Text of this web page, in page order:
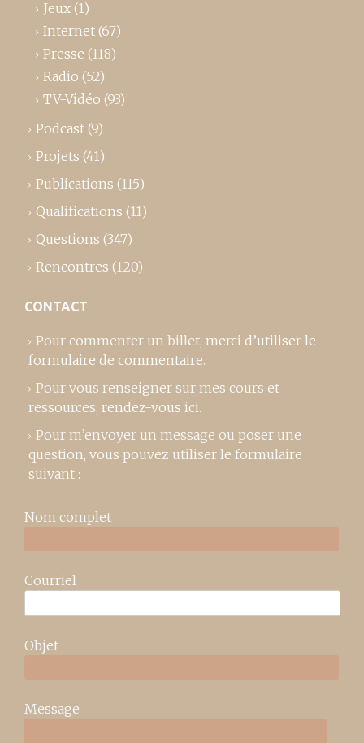
Jeux (1)
Internet (67)
Presse (118)
Radio (52)
TV-Vidéo (93)
Podcast (9)
Projets (41)
Publications (115)
Qualifications (11)
Questions (347)
Rencontres (120)
CONTACT
Pour commenter un billet, merci d’utiliser le
formulaire de commentaire.
Pour vous renseigner sur mes cours et
ressources, rendez-vous ici.
Pour m’envoyer un message ou poser une
question, vous pouvez utiliser le formulaire
suivant :
Nom complet
Courriel
Objet
Message